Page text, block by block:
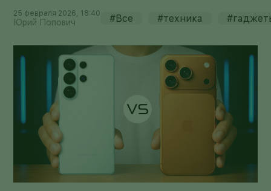
25 февраля 2026, 18:40
Юрий Попович #Все #техника